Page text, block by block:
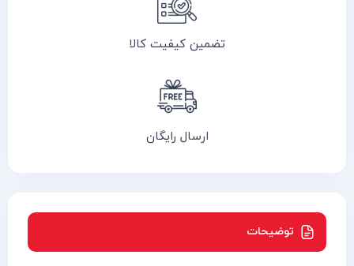
تضمین کیفیت کالا
ارسال رایگان
توضیحات